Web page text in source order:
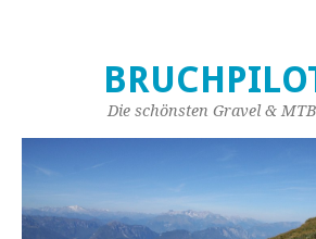
Die schönsten Gravel &